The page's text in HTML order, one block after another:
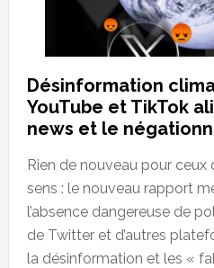
Désinformation
YouTube et TikTok
news et le
Rien de nouveau pour
sens : le nouveau rapport
l’absence dangereuse de
de Twitter et d’autres
la désinformation et les «